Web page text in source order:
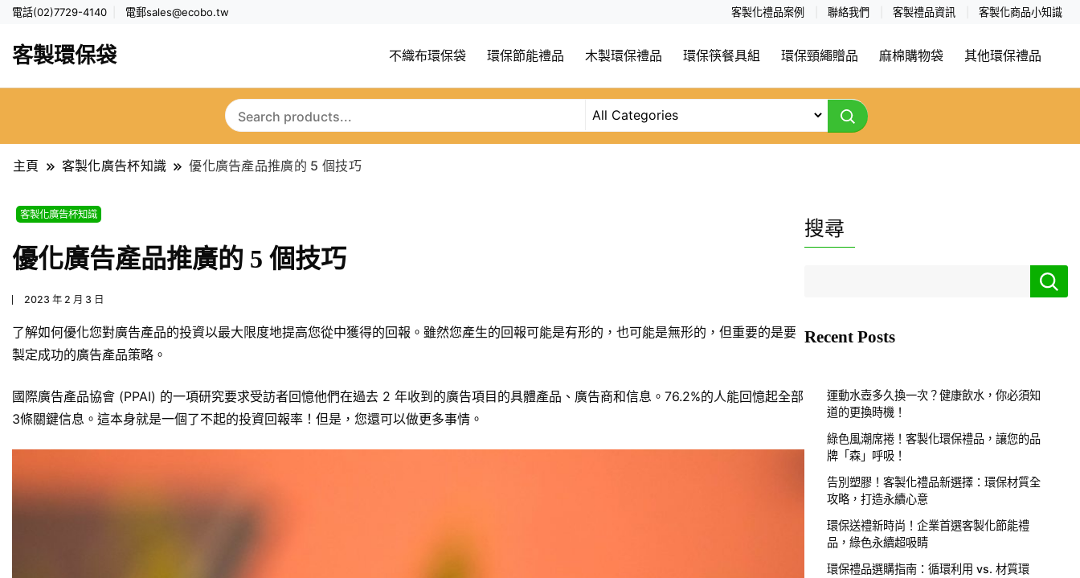
電話(02)7729-4140 電郵sales@ecobo.tw 客製化禮品案例 聯絡我們 客製禮品資訊 客製化商品小知識
客製環保袋 不織布環保袋 環保節能禮品 木製環保禮品 環保筷餐具組 環保頸繩贈品 麻棉購物袋 其他環保禮品
主頁 客製化廣告杯知識 優化廣告產品推廣的 5 個技巧
客製化廣告杯知識
優化廣告產品推廣的 5 個技巧
2023 年 2 月 3 日
了解如何優化您對廣告產品的投資以最大限度地提高您從中獲得的回報。雖然您產生的回報可能是有形的，也可能是無形的，但重要的是要
製定成功的廣告產品策略。
國際廣告產品協會 (PPAI) 的一項研究要求受訪者回憶他們在過去 2 年收到的廣告項目的具體產品、廣告商和信息。76.2%的人能回憶起全部
3條關鍵信息。這本身就是一個了不起的投資回報率！但是，您還可以做更多事情。
搜尋
Recent Posts
運動水壺多久換一次？健康飲水，你必須知
道的更換時機！
綠色風潮席捲！客製化環保禮品，讓您的品
牌「森」呼吸！
告別塑膠！客製化禮品新選擇：環保材質全
攻略，打造永續心意
環保送禮新時尚！企業首選客製化節能禮
品，綠色永續超吸睛
環保禮品選購指南：循環利用 vs. 材質環